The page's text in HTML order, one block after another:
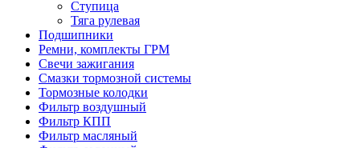
Ступица
Тяга рулевая
Подшипники
Ремни, комплекты ГРМ
Свечи зажигания
Смазки тормозной системы
Тормозные колодки
Фильтр воздушный
Фильтр КПП
Фильтр масляный